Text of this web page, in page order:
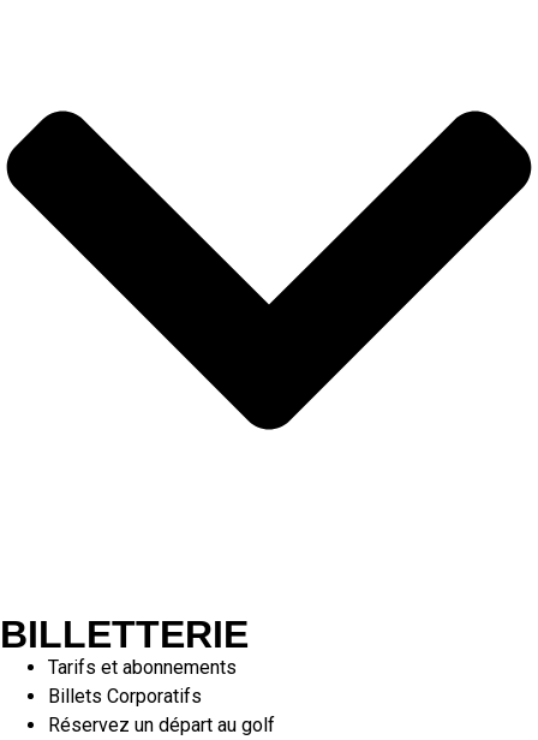
BILLETTERIE
Tarifs et abonnements
Billets Corporatifs
Réservez un départ au golf